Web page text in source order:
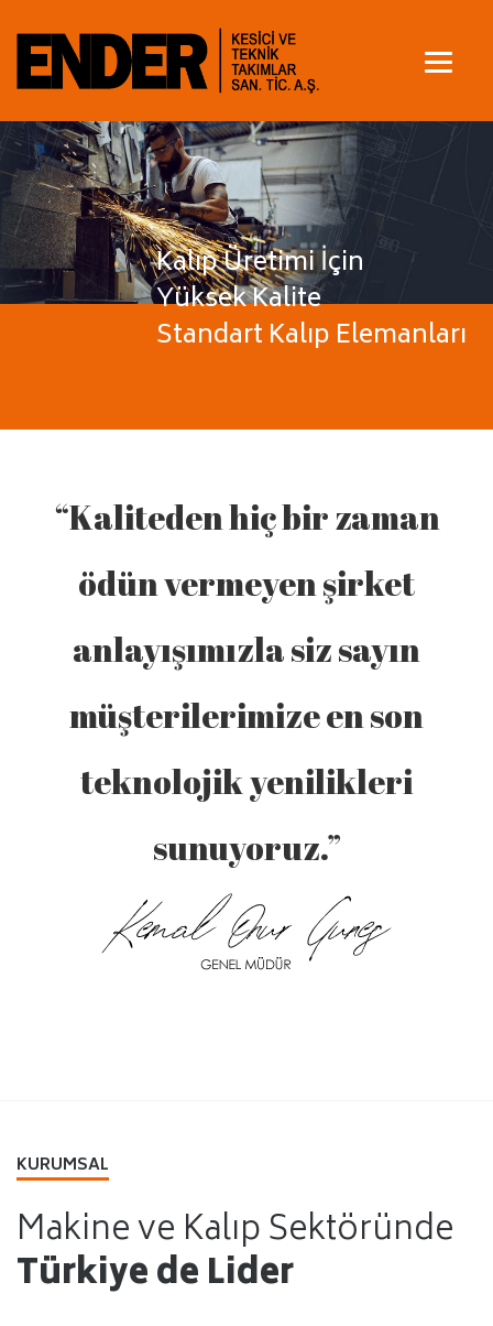
Kalıp Üretimi İçin
Yüksek Kalite
Standart Kalıp Elemanları
“Kaliteden hiç bir zaman
ödün vermeyen şirket
anlayışımızla siz sayın
müşterilerimize en son
teknolojik yenilikleri
sunuyoruz.”
KURUMSAL
Makine ve Kalıp Sektöründe
Türkiye de Lider